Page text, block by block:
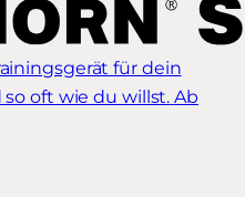
für dein
so oft wie du willst. Ab